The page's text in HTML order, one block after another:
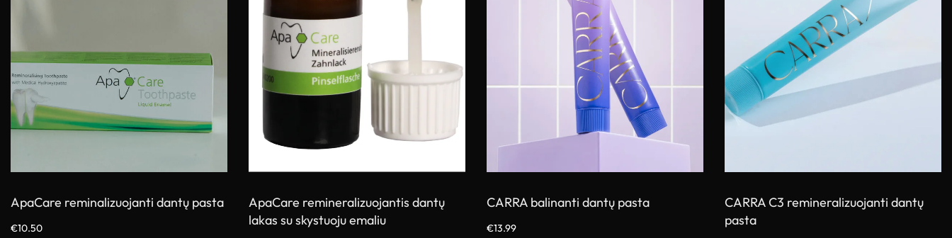
ApaCare reminalizuojanti dantų pasta
€10.50
ApaCare remineralizuojantis dantų
lakas su skystuoju emaliu
CARRA balinanti dantų pasta
€13.99
CARRA C3 remineralizuojanti dantų
pasta